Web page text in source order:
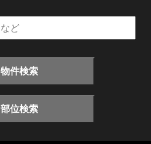
物件検索
部位検索